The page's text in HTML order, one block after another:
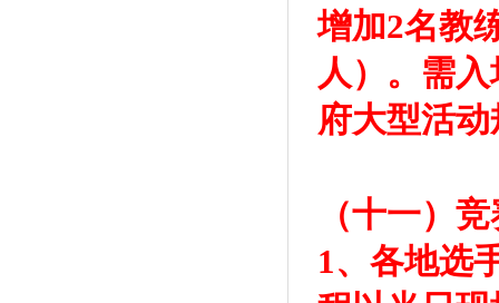
增加2名教
人）。需
府大型活
（十一）
1、各地选